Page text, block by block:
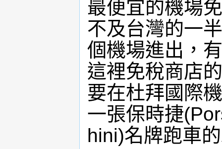
最便宜的機場
不及台灣的一
個機場進出，
這裡免稅商店
要在杜拜國際
一張保時捷
hini)名牌跑車